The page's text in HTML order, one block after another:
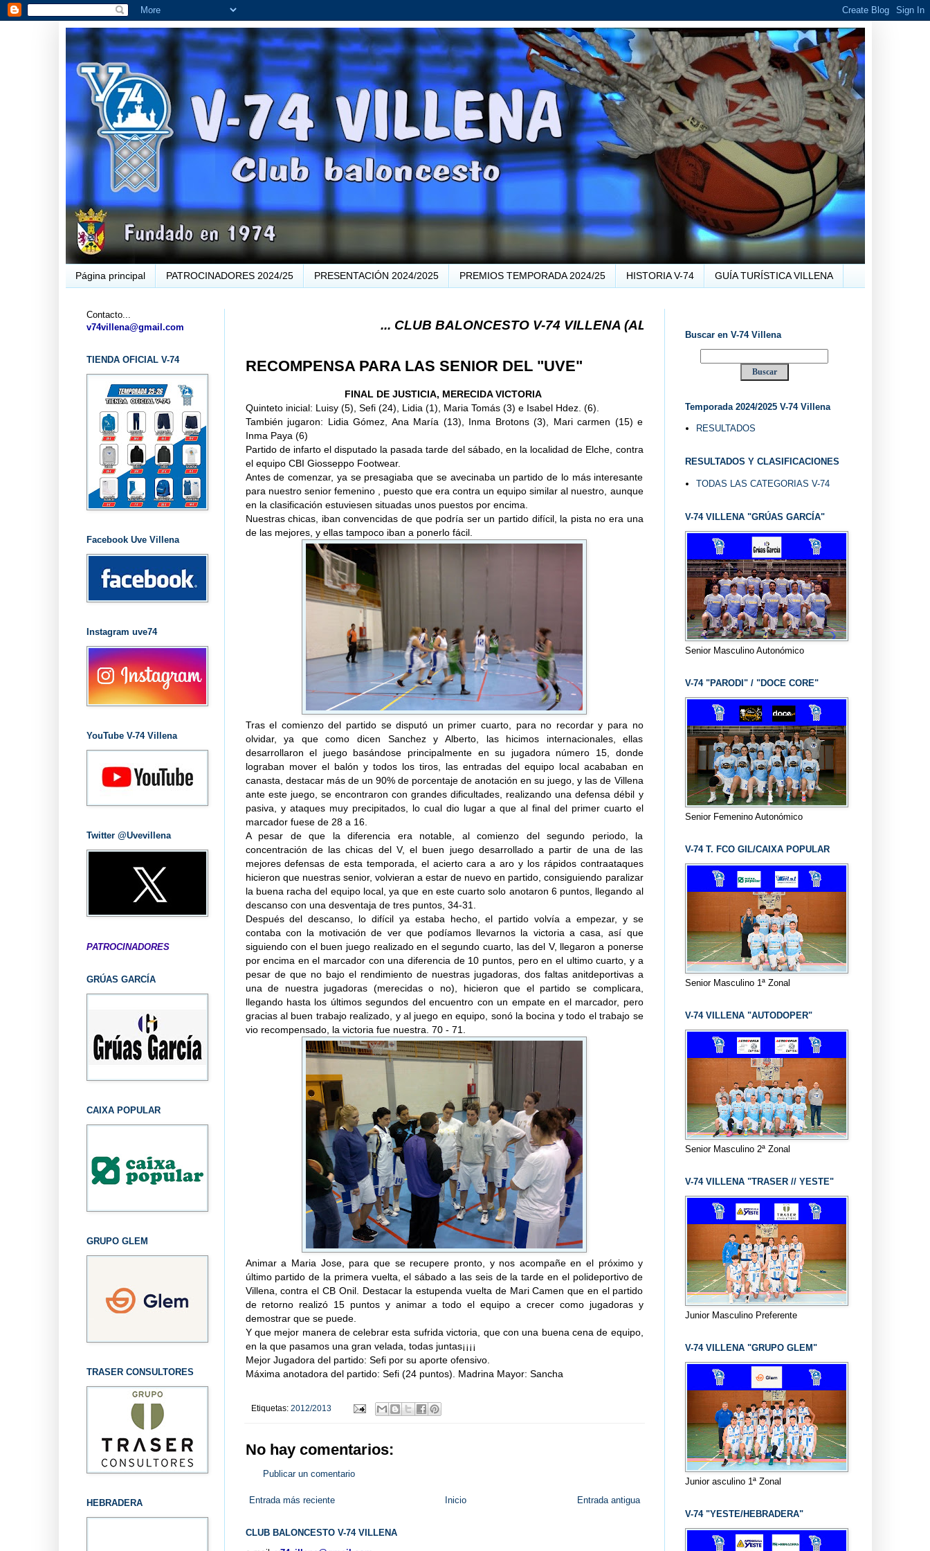
Página principal PATROCINADORES 2024/25 PRESENTACIÓN 2024/2025 PREMIOS TEMPORADA 2024/25 HISTORIA V-74 GUÍA TURÍSTICA VILLENA
... CLUB BALONCESTO V-74 VILLENA (ALICANTE) ... V-74 VILLENA DESDE 1.974 ... EL "UVE" ...
RECOMPENSA PARA LAS SENIOR DEL "UVE"
FINAL DE JUSTICIA, MERECIDA VICTORIA
Quinteto inicial: Luisy (5), Sefi (24), Lidia (1), Maria Tomás (3) e Isabel Hdez. (6).
También jugaron: Lidia Gómez, Ana María (13), Inma Brotons (3), Mari carmen (15) e
Inma Paya (6)
Partido de infarto el disputado la pasada tarde del sábado, en la localidad de Elche, contra
el equipo CBI Giosseppo Footwear.
Antes de comenzar, ya se presagiaba que se avecinaba un partido de lo más interesante
para nuestro senior femenino , puesto que era contra un equipo similar al nuestro, aunque
en la clasificación estuviesen situadas unos puestos por encima.
Nuestras chicas, iban convencidas de que podría ser un partido difícil, la pista no era una
de las mejores, y ellas tampoco iban a ponerlo fácil.
Tras el comienzo del partido se disputó un primer cuarto, para no recordar y para no
olvidar, ya que como dicen Sanchez y Alberto, las hicimos internacionales, ellas
desarrollaron el juego basándose principalmente en su jugadora número 15, donde
lograban mover el balón y todos los tiros, las entradas del equipo local acababan en
canasta, destacar más de un 90% de porcentaje de anotación en su juego, y las de Villena
ante este juego, se encontraron con grandes dificultades, realizando una defensa débil y
pasiva, y ataques muy precipitados, lo cual dio lugar a que al final del primer cuarto el
marcador fuese de 28 a 16.
A pesar de que la diferencia era notable, al comienzo del segundo periodo, la
concentración de las chicas del V, el buen juego desarrollado a partir de una de las
mejores defensas de esta temporada, el acierto cara a aro y los rápidos contraataques
hicieron que nuestras senior, volvieran a estar de nuevo en partido, consiguiendo paralizar
la buena racha del equipo local, ya que en este cuarto solo anotaron 6 puntos, llegando al
descanso con una desventaja de tres puntos, 34-31.
Después del descanso, lo difícil ya estaba hecho, el partido volvía a empezar, y se
contaba con la motivación de ver que podíamos llevarnos la victoria a casa, así que
siguiendo con el buen juego realizado en el segundo cuarto, las del V, llegaron a ponerse
por encima en el marcador con una diferencia de 10 puntos, pero en el ultimo cuarto, y a
pesar de que no bajo el rendimiento de nuestras jugadoras, dos faltas anitdeportivas a
una de nuestra jugadoras (merecidas o no), hicieron que el partido se complicara,
llegando hasta los últimos segundos del encuentro con un empate en el marcador, pero
gracias al buen trabajo realizado, y al juego en equipo, sonó la bocina y todo el trabajo se
vio recompensado, la victoria fue nuestra. 70 - 71.
Animar a Maria Jose, para que se recupere pronto, y nos acompañe en el próximo y
último partido de la primera vuelta, el sábado a las seis de la tarde en el polideportivo de
Villena, contra el CB Onil. Destacar la estupenda vuelta de Mari Camen que en el partido
de retorno realizó 15 puntos y animar a todo el equipo a crecer como jugadoras y
demostrar que se puede.
Y que mejor manera de celebrar esta sufrida victoria, que con una buena cena de equipo,
en la que pasamos una gran velada, todas juntas¡¡¡¡
Mejor Jugadora del partido: Sefi por su aporte ofensivo.
Máxima anotadora del partido: Sefi (24 puntos). Madrina Mayor: Sancha
Etiquetas: 2012/2013
No hay comentarios:
Publicar un comentario
Entrada más reciente Entrada antigua
Inicio
CLUB BALONCESTO V-74 VILLENA
Contacto...
v74villena@gmail.com
TIENDA OFICIAL V-74
Facebook Uve Villena
Instagram uve74
YouTube V-74 Villena
Twitter @Uvevillena
PATROCINADORES
GRÚAS GARCÍA
CAIXA POPULAR
GRUPO GLEM
TRASER CONSULTORES
HEBRADERA
Buscar en V-74 Villena
Temporada 2024/2025 V-74 Villena
RESULTADOS
RESULTADOS Y CLASIFICACIONES
TODAS LAS CATEGORIAS V-74
V-74 VILLENA "GRÚAS GARCÍA"
Senior Masculino Autonómico
V-74 "PARODI" / "DOCE CORE"
Senior Femenino Autonómico
V-74 T. FCO GIL/CAIXA POPULAR
Senior Masculino 1ª Zonal
V-74 VILLENA "AUTODOPER"
Senior Masculino 2ª Zonal
V-74 VILLENA "TRASER // YESTE"
Junior Masculino Preferente
V-74 VILLENA "GRUPO GLEM"
Junior asculino 1ª Zonal
V-74 "YESTE/HEBRADERA"